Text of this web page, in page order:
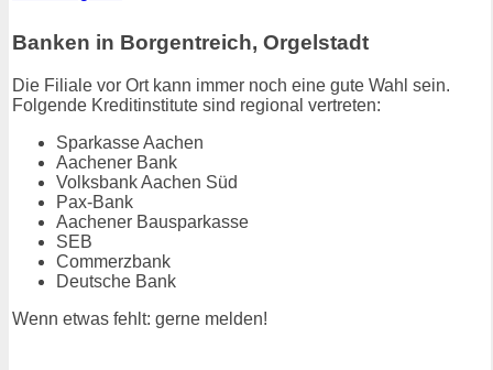
Banken in Borgentreich, Orgelstadt
Die Filiale vor Ort kann immer noch eine gute Wahl sein.
Folgende Kreditinstitute sind regional vertreten:
Sparkasse Aachen
Aachener Bank
Volksbank Aachen Süd
Pax-Bank
Aachener Bausparkasse
SEB
Commerzbank
Deutsche Bank
Wenn etwas fehlt: gerne melden!